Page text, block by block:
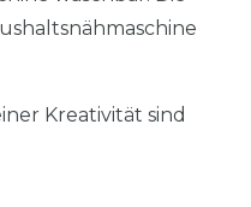
Kreativität sind